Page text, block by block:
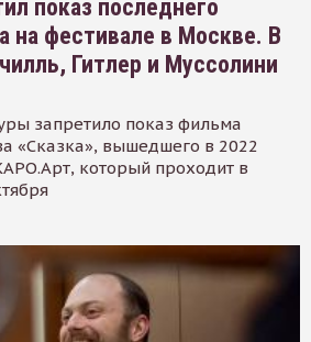
показ последнего
на фестивале в Москве. В
Гитлер и Муссолини
запретило показ фильма
«Сказка», вышедшего в 2022
который проходит в